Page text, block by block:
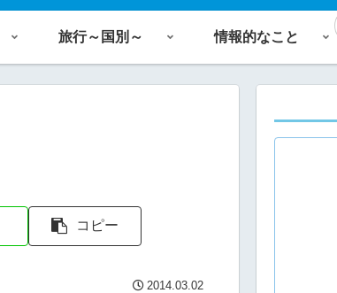
旅行～国別～ 情報的なこと
コピー
2014.03.02